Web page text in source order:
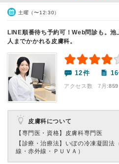
土曜（〜12:30）
LINE順番待ち予約可！Web問診も。
人までかかれる皮膚科。
12件
アクセス数 7月:859
皮膚科について
【専門医・資格】 皮膚科専門医
【診療・治療法】 いぼの冷凍凝固法
線・赤外線・ＰＵＶＡ）